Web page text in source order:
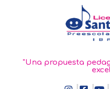
"Una propuesta